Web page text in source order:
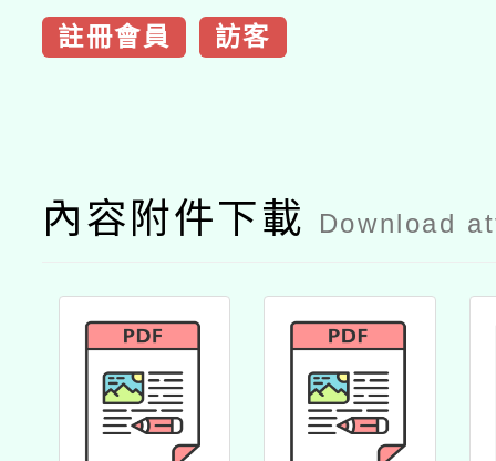
註冊會員 訪客
內容附件下載 Download